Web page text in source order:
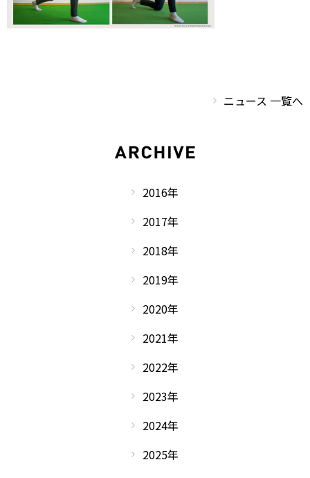
ニュース 一覧へ
2016年
2017年
2018年
2019年
2020年
2021年
2022年
2023年
2024年
2025年